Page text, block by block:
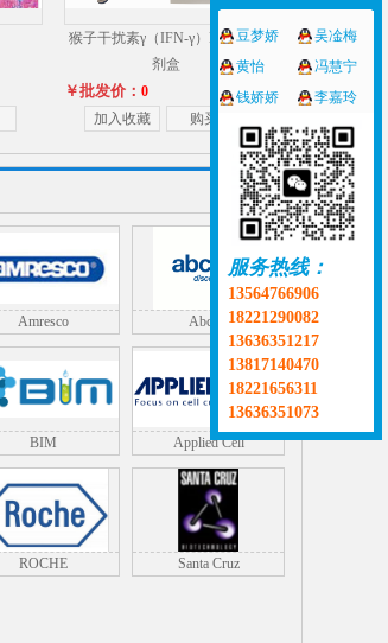
猴子干扰素γ（IFN-γ）ELISA试
剂盒
￥批发价： 0
加入收藏
购买
Amresco Abcam
BIM Applied Cell
ROCHE Santa Cruz
豆梦娇
吴凎梅
黄怡
冯慧宁
钱娇娇
李嘉玲
服务热线：
13564766906
18221290082
13636351217
13817140470
18221656311
13636351073